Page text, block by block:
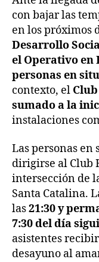
con bajar las
en los próximos
Desarrollo
el Operativo en
personas en
contexto, el
sumado a la
instalaciones
Las personas
dirigirse al Club
intersección de
Santa Catalina.
las21:30 y
7:30 del día
asistentes
desayuno al